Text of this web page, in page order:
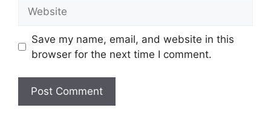
Save my name, email, and website in this
browser for the next time I comment.